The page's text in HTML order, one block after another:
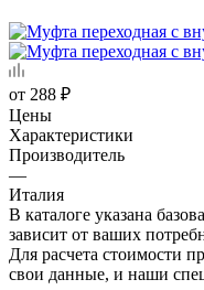
от 288 ₽
Цены
Характеристики
Производитель
—
Италия
В каталоге указана
зависит от ваших
Для расчета стоимости
свои данные, и наши